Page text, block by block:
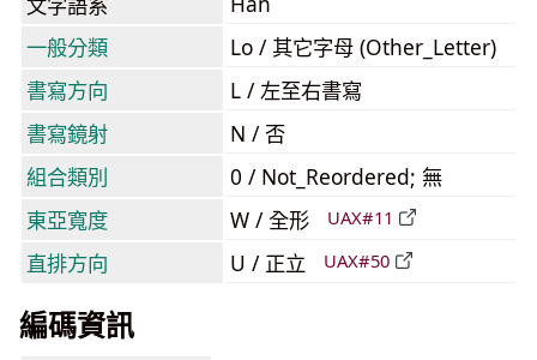
一般分類
Lo / 其它字母 (Other_Letter)
書寫方向
L / 左至右書寫
書寫鏡射
N / 否
組合類別
0 / Not_Reordered; 無
東亞寬度
W / 全形 UAX#11
直排方向 U / 正立 UAX#50
編碼資訊